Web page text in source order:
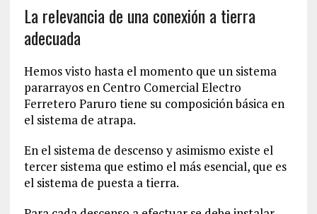
La relevancia de una conexión a tierra
adecuada
Hemos visto hasta el momento que un sistema
pararrayos en Centro Comercial Electro
Ferretero Paruro tiene su composición básica en
el sistema de atrapa.
En el sistema de descenso y asimismo existe el
tercer sistema que estimo el más esencial, que es
el sistema de puesta a tierra.